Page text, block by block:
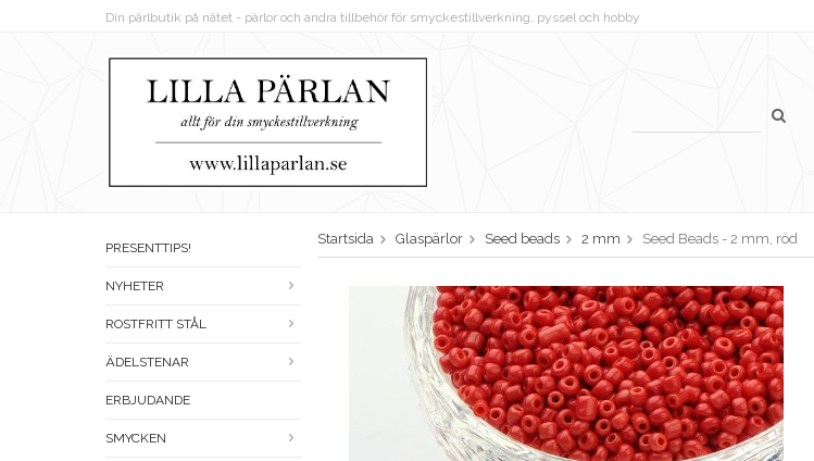
Din pärlbutik på nätet - pärlor och andra tillbehör för smyckestillverkning, pyssel och hobby
PRESENTTIPS!
NYHETER
ROSTFRITT STÅL
ÄDELSTENAR
ERBJUDANDE
SMYCKEN
Startsida Glaspärlor Seed beads 2 mm Seed Beads - 2 mm, röd